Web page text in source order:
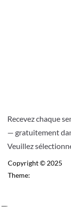
Recevez chaque
— gratuitement
Veuillez
Copyright © 2025
Theme: